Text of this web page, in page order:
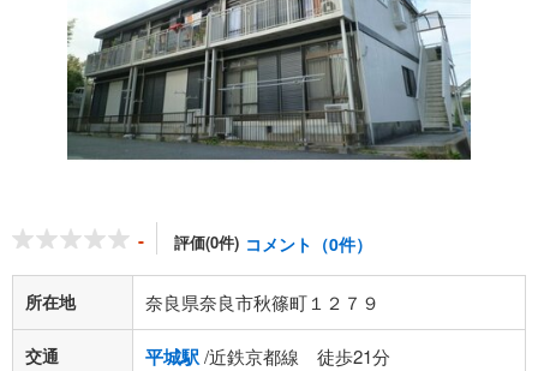
- 評価(0件) コメント（0件）
所在地 奈良県奈良市秋篠町１２７９
交通 平城駅/近鉄京都線 徒歩21分